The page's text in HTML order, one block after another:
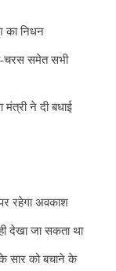
का निधन
चरस समेत सभी
मंत्री ने दी बधाई
रहेगा अवकाश
देखा जा सकता था
सार को बचाने के